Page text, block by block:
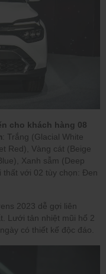
cho khách hàng 08
: Trắng (Glacial White
Red), Vàng cát (Beige
Xanh sẫm (Deep
thất với 02 tùy chọn: Đen
2023 dễ gợi liên
Lưới tản nhiệt mũi hổ 2
có thiết kế độc đáo.